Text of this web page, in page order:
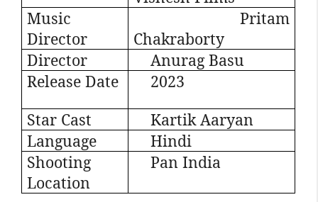
Music
Director
Pritam
Chakraborty
Director
Anurag Basu
Release Date
2023
Star Cast
Kartik Aaryan
Language
Hindi
Shooting
Location
Pan India